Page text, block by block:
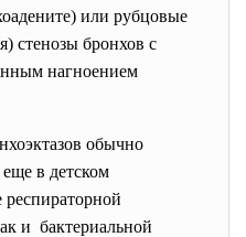
или рубцовые
стенозы бронхов с
нагноением
обычно
в детском
респираторной
и бактериальной